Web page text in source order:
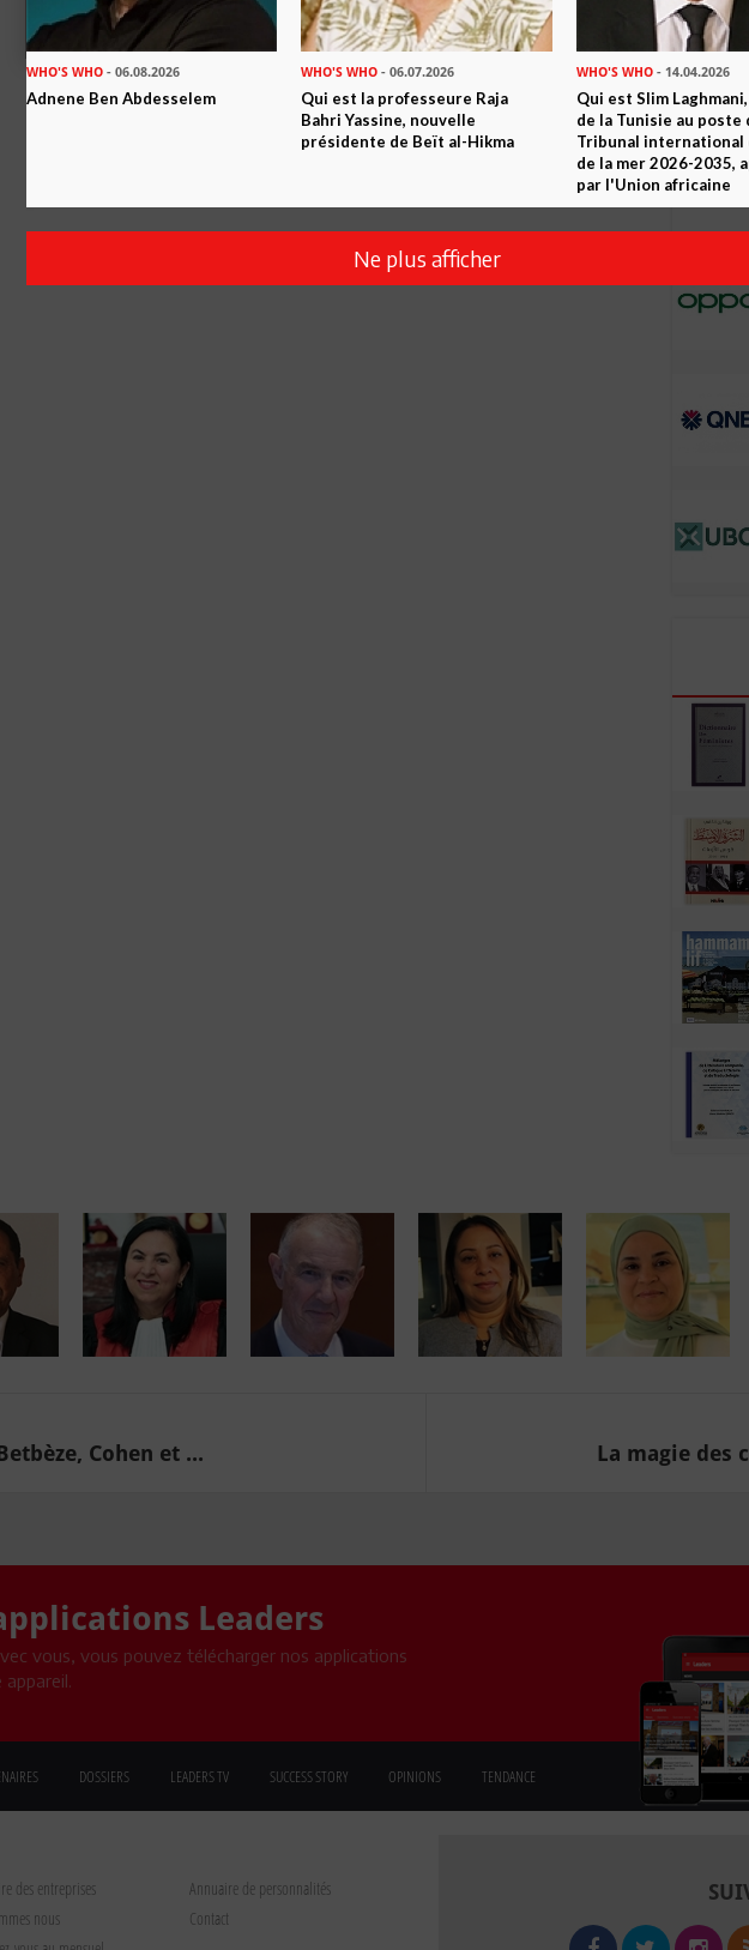
Cohen et ... La magie des
Leaders
vous, vous pouvez télécharger nos applications
DOSSIERS LEADERS TV SUCCESS STORY OPINIONS TENDANCE
des entreprises
Annuaire de personnalités
nous
Contact
WHO'S WHO - 06.08.2026
Adnene Ben Abdesselem
WHO'S WHO - 06.07.2026
Qui est la professeure Raja
Bahri Yassine, nouvelle
présidente de Beït al-Hikma
WHO'S WHO- 14.04.2026
Qui est Slim
de la Tunisie au poste
Tribunal international
de la mer 2026-2035,
par l'Union africaine
Ne plus afficher